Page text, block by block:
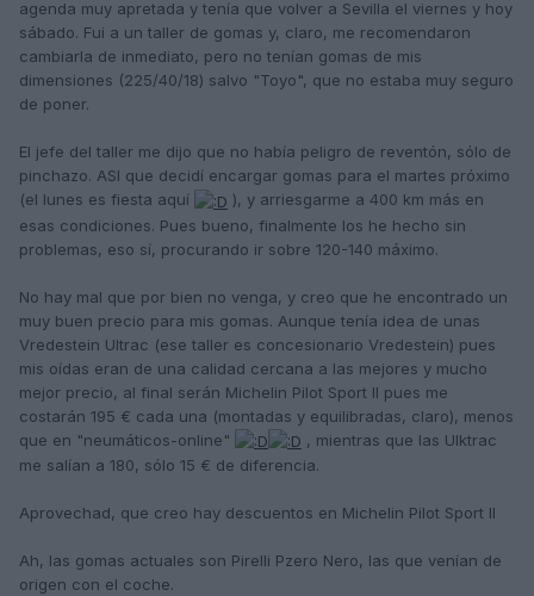
agenda muy apretada y tenía que volver a Sevilla el viernes y hoy
sábado. Fui a un taller de gomas y, claro, me recomendaron
cambiarla de inmediato, pero no tenían gomas de mis
dimensiones (225/40/18) salvo "Toyo", que no estaba muy seguro
de poner.
El jefe del taller me dijo que no había peligro de reventón, sólo de
pinchazo. ASI que decidí encargar gomas para el martes próximo
(el lunes es fiesta aquí
), y arriesgarme a 400 km más en
esas condiciones. Pues bueno, finalmente los he hecho sin
problemas, eso sí, procurando ir sobre 120-140 máximo.
No hay mal que por bien no venga, y creo que he encontrado un
muy buen precio para mis gomas. Aunque tenía idea de unas
Vredestein Ultrac (ese taller es concesionario Vredestein) pues
mis oídas eran de una calidad cercana a las mejores y mucho
mejor precio, al final serán Michelin Pilot Sport II pues me
costarán 195 € cada una (montadas y equilibradas, claro), menos
que en "neumáticos-online"
, mientras que las Ulktrac
me salían a 180, sólo 15 € de diferencia.
Aprovechad, que creo hay descuentos en Michelin Pilot Sport II
Ah, las gomas actuales son Pirelli Pzero Nero, las que venían de
origen con el coche.